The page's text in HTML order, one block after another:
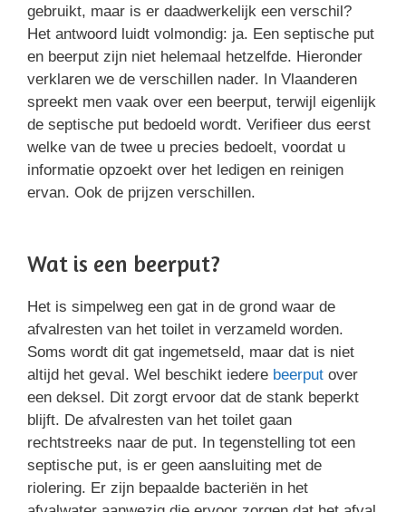
gebruikt, maar is er daadwerkelijk een verschil?
Het antwoord luidt volmondig: ja. Een septische put
en beerput zijn niet helemaal hetzelfde. Hieronder
verklaren we de verschillen nader. In Vlaanderen
spreekt men vaak over een beerput, terwijl eigenlijk
de septische put bedoeld wordt. Verifieer dus eerst
welke van de twee u precies bedoelt, voordat u
informatie opzoekt over het ledigen en reinigen
ervan. Ook de prijzen verschillen.
Wat is een beerput?
Het is simpelweg een gat in de grond waar de
afvalresten van het toilet in verzameld worden.
Soms wordt dit gat ingemetseld, maar dat is niet
altijd het geval. Wel beschikt iedere beerput over
een deksel. Dit zorgt ervoor dat de stank beperkt
blijft. De afvalresten van het toilet gaan
rechtstreeks naar de put. In tegenstelling tot een
septische put, is er geen aansluiting met de
riolering. Er zijn bepaalde bacteriën in het